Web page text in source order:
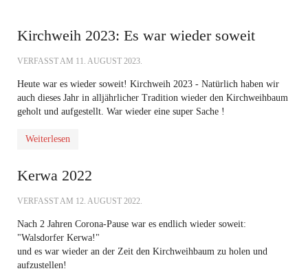
Kirchweih 2023: Es war wieder soweit
VERFASST AM 11. AUGUST 2023.
Heute war es wieder soweit! Kirchweih 2023 - Natürlich haben wir
auch dieses Jahr in alljährlicher Tradition wieder den Kirchweihbaum
geholt und aufgestellt. War wieder eine super Sache !
Weiterlesen
Kerwa 2022
VERFASST AM 12. AUGUST 2022.
Nach 2 Jahren Corona-Pause war es endlich wieder soweit:
"Walsdorfer Kerwa!"
und es war wieder an der Zeit den Kirchweihbaum zu holen und
aufzustellen!